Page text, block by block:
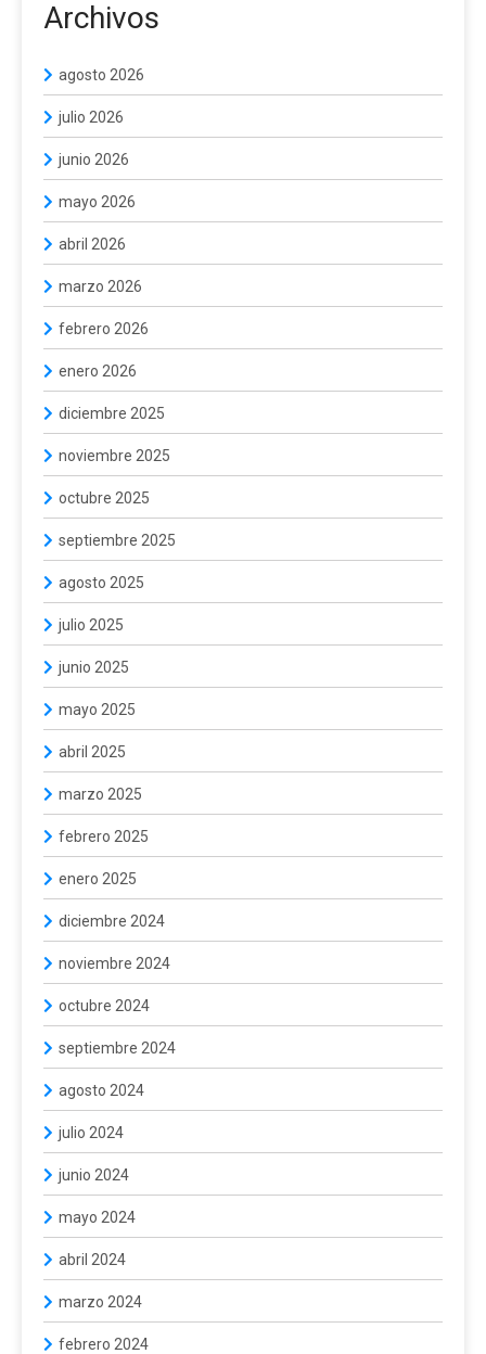
Archivos
agosto 2026
julio 2026
junio 2026
mayo 2026
abril 2026
marzo 2026
febrero 2026
enero 2026
diciembre 2025
noviembre 2025
octubre 2025
septiembre 2025
agosto 2025
julio 2025
junio 2025
mayo 2025
abril 2025
marzo 2025
febrero 2025
enero 2025
diciembre 2024
noviembre 2024
octubre 2024
septiembre 2024
agosto 2024
julio 2024
junio 2024
mayo 2024
abril 2024
marzo 2024
febrero 2024